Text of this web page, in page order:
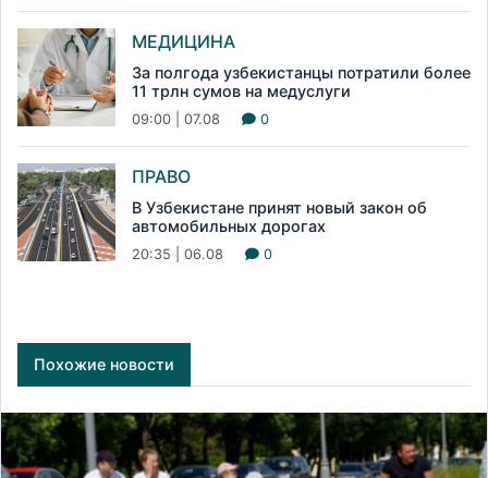
МЕДИЦИНА
За полгода узбекистанцы потратили более
11 трлн сумов на медуслуги
09:00 | 07.08 0
ПРАВО
В Узбекистане принят новый закон об
автомобильных дорогах
20:35 | 06.08 0
Похожие новости